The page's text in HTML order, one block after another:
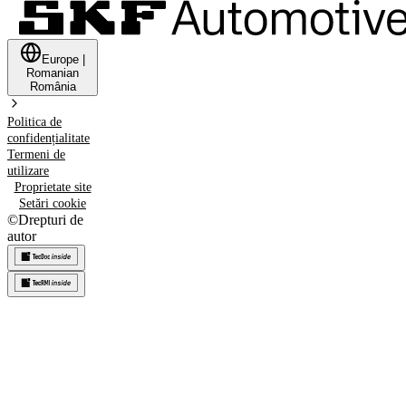
Europe
Romanian
România
Politica de
confidențialitate
Termeni de
utilizare
Proprietate site
Setări cookie
©Drepturi de
autor